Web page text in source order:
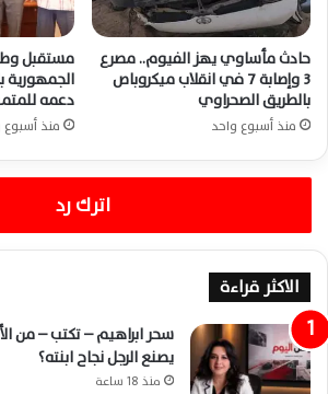
حادث مأساوي يهز الفيوم.. مصرع
3 وإصابة 7 في انقلاب ميكروباص
بالطريق الصحراوي
منذ أسبوع واحد
مستقبل
الجمهورية
دعمه
منذ أسبوع
اترك رد
الاكثر قراءة
سحر ابراهيم – تكتب – من
يصنع الرجل نجاح ابنته؟
منذ 18 ساعة